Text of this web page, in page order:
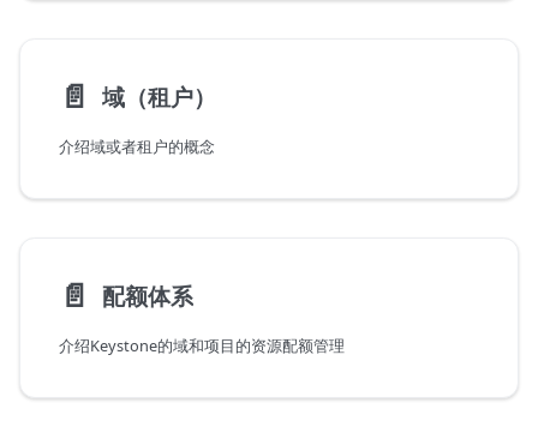
📄️ 域（租户）
介绍域或者租户的概念
📄️ 配额体系
介绍Keystone的域和项目的资源配额管理